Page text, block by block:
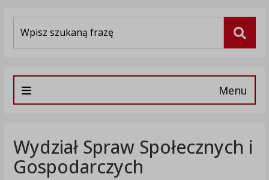
Menu
Wydział Spraw Społecznych i
Gospodarczych